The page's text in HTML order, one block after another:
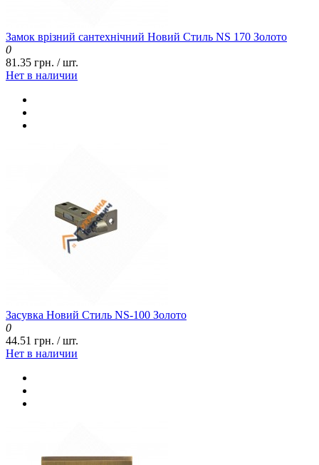
Замок врізний сантехнічний Новий Стиль NS 170 Золото
0
81.35 грн. / шт.
Нет в наличии
Засувка Новий Стиль NS-100 Золото
0
44.51 грн. / шт.
Нет в наличии